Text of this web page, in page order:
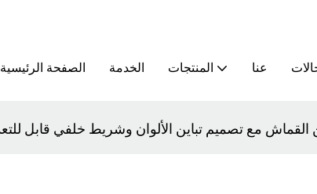
الصفحة الرئيسية الخدمة المنتجات عنا